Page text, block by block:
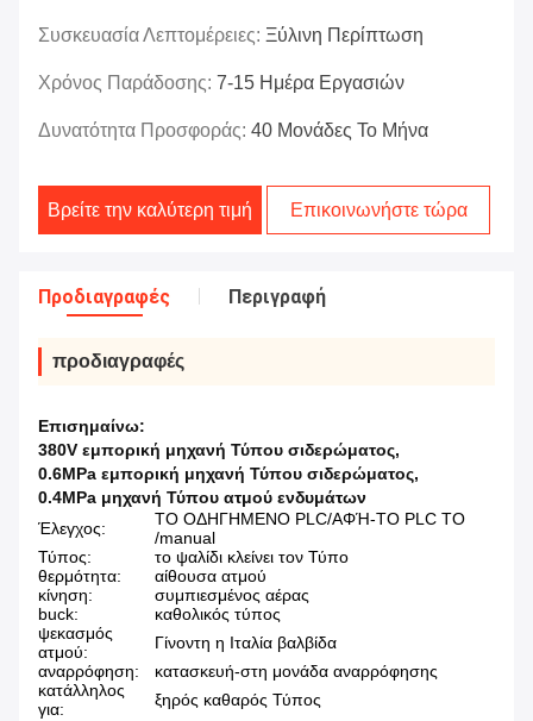
Συσκευασία Λεπτομέρειες: Ξύλινη Περίπτωση
Χρόνος Παράδοσης: 7-15 Ημέρα Εργασιών
Δυνατότητα Προσφοράς: 40 Μονάδες Το Μήνα
Βρείτε την καλύτερη τιμή Επικοινωνήστε τώρα
Προδιαγραφές Περιγραφή
προδιαγραφές
Επισημαίνω:
380V εμπορική μηχανή Τύπου σιδερώματος,
0.6MPa εμπορική μηχανή Τύπου σιδερώματος,
0.4MPa μηχανή Τύπου ατμού ενδυμάτων
Έλεγχος:
ΤΟ ΟΔΗΓΗΜΕΝΟ PLC/ΑΦΉ-ΤΟ PLC ΤΟ
/manual
Τύπος:
το ψαλίδι κλείνει τον Τύπο
θερμότητα:
αίθουσα ατμού
κίνηση:
συμπιεσμένος αέρας
buck:
καθολικός τύπος
ψεκασμός
ατμού:
Γίνοντη η Ιταλία βαλβίδα
αναρρόφηση:
κατασκευή-στη μονάδα αναρρόφησης
κατάλληλος
για:
ξηρός καθαρός Τύπος